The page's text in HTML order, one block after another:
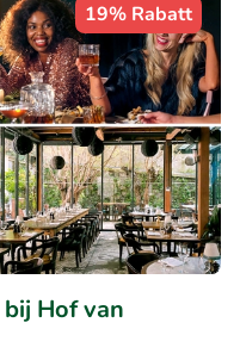
19% Rabatt
Hof van